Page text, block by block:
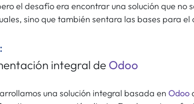
el desafío era encontrar una solución que no
sino que también sentara las bases para el
integral de Odoo
una solución integral basada en Odoo